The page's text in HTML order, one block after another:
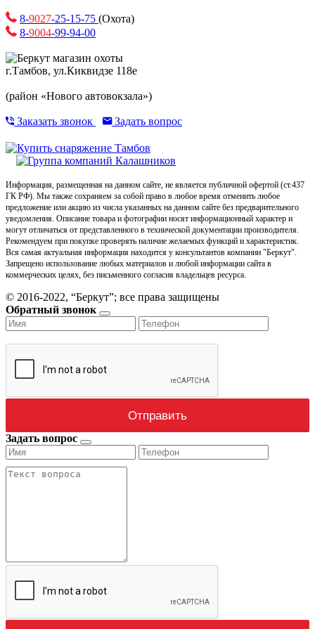
8-9027-25-15-75 (Охота)
8-9004-99-94-00
г.Тамбов, ул.Киквидзе 118е
(район «Нового автовокзала»)
Заказать звонок Задать вопрос
Информация, размещенная на данном сайте, не является публичной офертой (ст.437
ГК РФ). Мы также сохраняем за собой право в любое время отменить любое
предложение или акцию из числа указанных на данном сайте без предварительного
уведомления. Описание товара и фотографии носят информационный характер и
могут отличаться от представленного в технической документации производителя.
Рекомендуем при покупке проверять наличие желаемых функций и характеристик.
Вся самая актуальная информация находится у консультантов компании "Беркут".
Запрещено использование любых материалов и любой информации сайта в
коммерческих целях, без письменного согласия владельцев ресурса.
© 2016-2022, “Беркут”; все права защищены
Обратный звонок
Задать вопрос